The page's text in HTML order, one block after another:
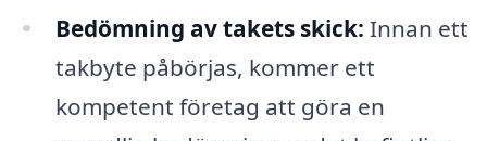
Bedömning av takets skick: Innan ett
takbyte påbörjas, kommer ett
kompetent företag att göra en